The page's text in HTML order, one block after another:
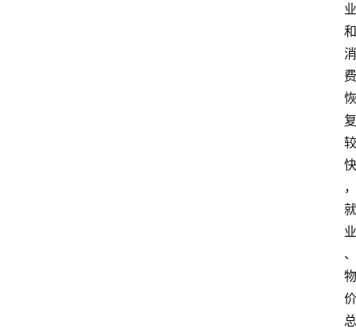
业
和
消
费
恢
复
较
快
，
就
业
、
物
价
总